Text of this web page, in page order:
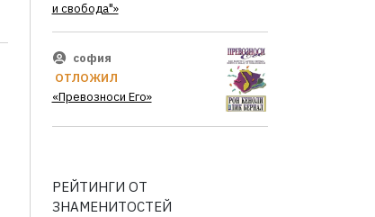
и свобода"»
софия
ОТЛОЖИЛ
«Превозноси Его»
РЕЙТИНГИ ОТ
ЗНАМЕНИТОСТЕЙ